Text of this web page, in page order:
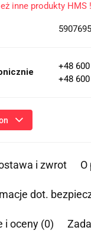
inne produkty HMS !
+48
+48
oznacza przekazanie
niezbędnych do
Twoje zapytanie, a
Administratora w
i zwrot O
dot.
i oceny (0)